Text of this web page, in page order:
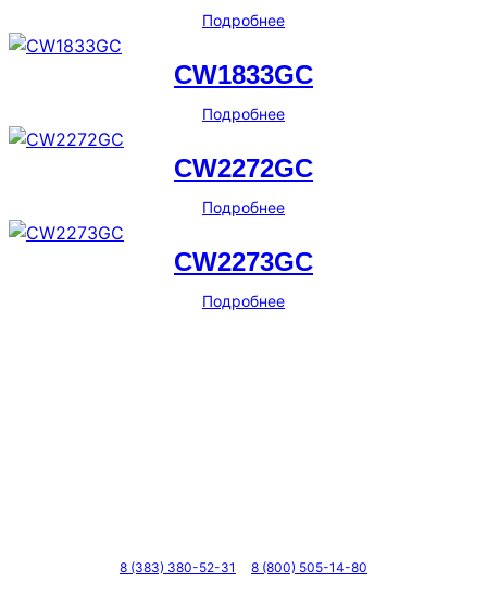
Подробнее
CW1833GC
Подробнее
CW2272GC
Подробнее
CW2273GC
Подробнее
8 (383) 380-52-31 8 (800) 505-14-80